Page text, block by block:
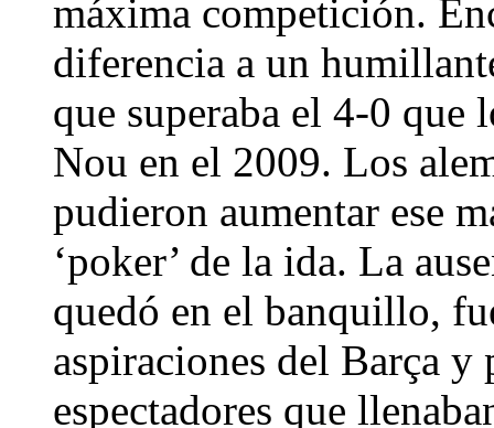
máxima competición.
diferencia a un
que superaba el 4-0 que
Nou en el 2009. Los
pudieron aumentar ese
‘poker’ de la ida. La
quedó en el banquillo,
aspiraciones del Barça y
espectadores que